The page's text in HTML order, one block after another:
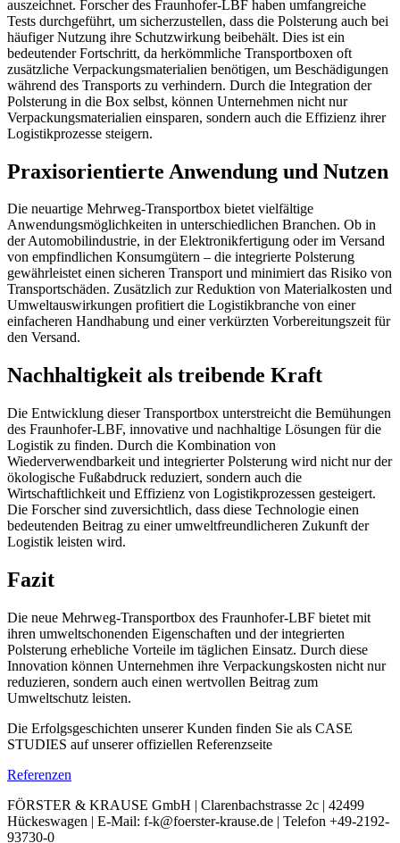
auszeichnet. Forscher des Fraunhofer-LBF haben umfangreiche
Tests durchgeführt, um sicherzustellen, dass die Polsterung auch bei
häufiger Nutzung ihre Schutzwirkung beibehält. Dies ist ein
bedeutender Fortschritt, da herkömmliche Transportboxen oft
zusätzliche Verpackungsmaterialien benötigen, um Beschädigungen
während des Transports zu verhindern. Durch die Integration der
Polsterung in die Box selbst, können Unternehmen nicht nur
Verpackungsmaterialien einsparen, sondern auch die Effizienz ihrer
Logistikprozesse steigern.
Praxisorientierte Anwendung und Nutzen
Die neuartige Mehrweg-Transportbox bietet vielfältige
Anwendungsmöglichkeiten in unterschiedlichen Branchen. Ob in
der Automobilindustrie, in der Elektronikfertigung oder im Versand
von empfindlichen Konsumgütern – die integrierte Polsterung
gewährleistet einen sicheren Transport und minimiert das Risiko von
Transportschäden. Zusätzlich zur Reduktion von Materialkosten und
Umweltauswirkungen profitiert die Logistikbranche von einer
einfacheren Handhabung und einer verkürzten Vorbereitungszeit für
den Versand.
Nachhaltigkeit als treibende Kraft
Die Entwicklung dieser Transportbox unterstreicht die Bemühungen
des Fraunhofer-LBF, innovative und nachhaltige Lösungen für die
Logistik zu finden. Durch die Kombination von
Wiederverwendbarkeit und integrierter Polsterung wird nicht nur der
ökologische Fußabdruck reduziert, sondern auch die
Wirtschaftlichkeit und Effizienz von Logistikprozessen gesteigert.
Die Forscher sind zuversichtlich, dass diese Technologie einen
bedeutenden Beitrag zu einer umweltfreundlicheren Zukunft der
Logistik leisten wird.
Fazit
Die neue Mehrweg-Transportbox des Fraunhofer-LBF bietet mit
ihren umweltschonenden Eigenschaften und der integrierten
Polsterung erhebliche Vorteile im täglichen Einsatz. Durch diese
Innovation können Unternehmen ihre Verpackungskosten nicht nur
reduzieren, sondern auch einen wertvollen Beitrag zum
Umweltschutz leisten.
Die Erfolgsgeschichten unserer Kunden finden Sie als CASE
STUDIES auf unserer offiziellen Referenzseite
Referenzen
FÖRSTER & KRAUSE GmbH | Clarenbachstrasse 2c | 42499
Hückeswagen | E-Mail: f-k@foerster-krause.de | Telefon +49-2192-
93730-0